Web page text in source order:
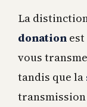
La
donationest
vous
tandis que la